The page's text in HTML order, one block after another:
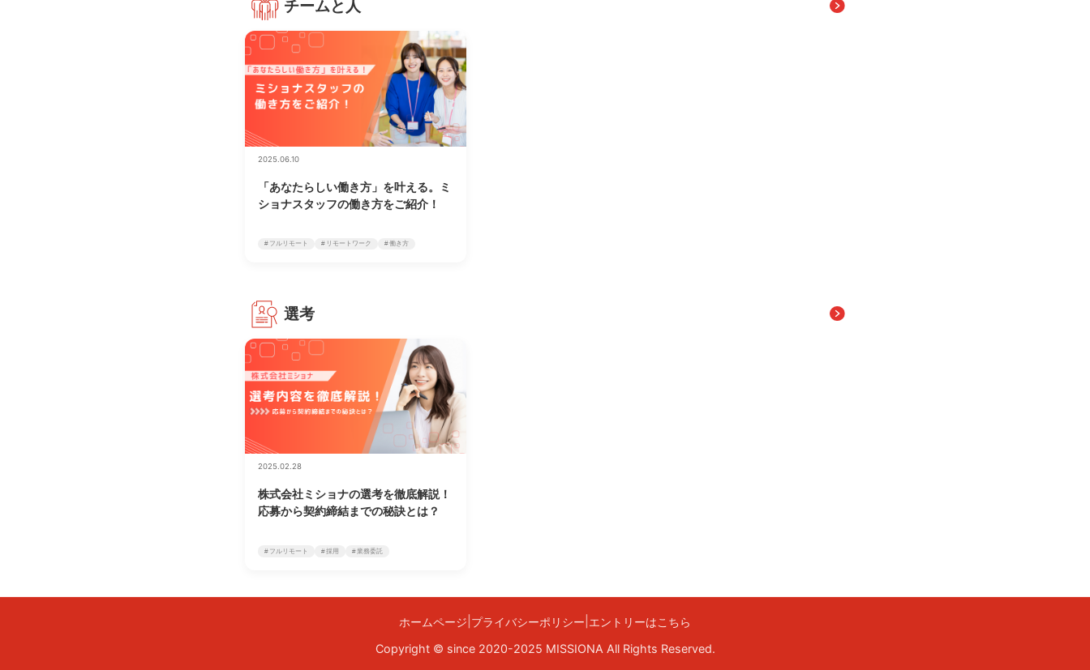
チームと人
2025.06.10
「あなたらしい働き方」を叶える。ミ
ショナスタッフの働き方をご紹介！
# フルリモート # リモートワーク # 働き方
選考
2025.02.28
株式会社ミショナの選考を徹底解説！
応募から契約締結までの秘訣とは？
# フルリモート # 採用 # 業務委託
ホームページ プライバシーポリシー エントリーはこちら
Copyright © since 2020-2025 MISSIONA All Rights Reserved.